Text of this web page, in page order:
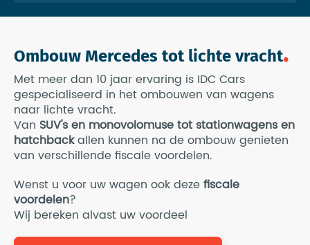
Ombouw Mercedes tot lichte vracht
Met meer dan 10 jaar ervaring is IDC Cars
gespecialiseerd in het ombouwen van wagens
naar lichte vracht.
Van SUV's en monovolomuse tot stationwagens en
hatchbackallen kunnen na de ombouw genieten
van verschillende fiscale voordelen.
Wenst u voor uw wagen ook dezefiscale
voordelen?
Wij bereken alvast uw voordeel